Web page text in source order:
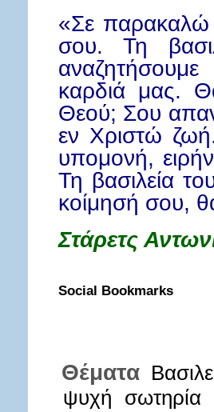
«Σε παρακαλώ
σου. Τη
καρδιά μας.
Θεού; Σου
εν Χριστώ
υπομονή,
Τη βασιλεία
κοίμησή σου,
Στάρετς
Social Bookmarks
Θέματα
ψυχή σωτηρία